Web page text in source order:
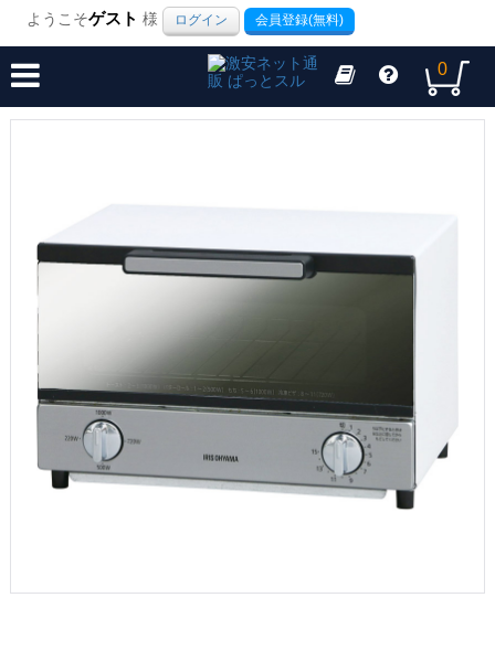
ようこそゲスト 様 ログイン 会員登録(無料)
0